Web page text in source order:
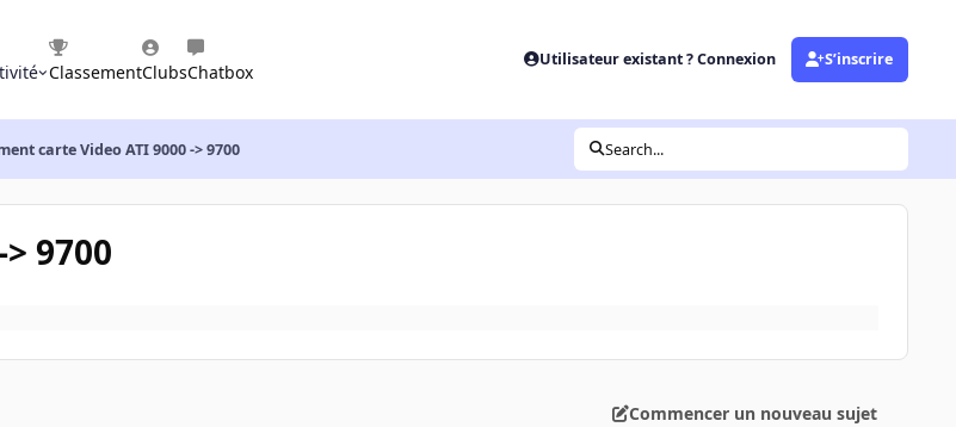
ClassementClubsChatbox
Utilisateur existant ? Connexion S’inscrire
carte Video ATI 9000 -> 9700 Search...
9700
Commencer un nouveau sujet